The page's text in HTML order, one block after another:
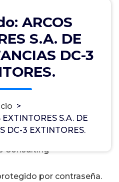
ARCOS
S.A. DE
DC-3
>
S.A. DE
DC-3 EXTINTORES.
EXTINTORES
DC-3
0
Sánchez Huerta
Ene, 2026
Consulting
por contraseña.